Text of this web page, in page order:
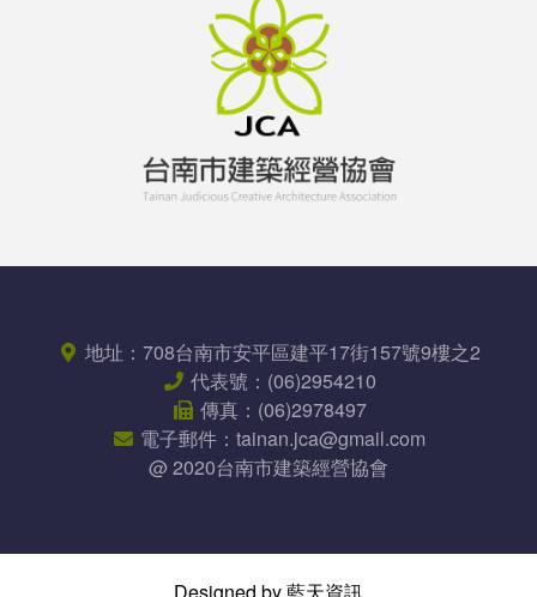
地址： 708台南市安平區建平17街157號9樓之2
代表號： (06)2954210
傳真： (06)2978497
電子郵件： tainan.jca@gmail.com
@ 2020台南市建築經營協會